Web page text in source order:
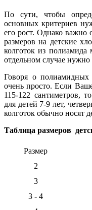
По сути, чтобы
основных критериев
его рост. Однако важно
размеров на детские
колготок из полиамида
отдельном случае нужно
Говоря о полиамидных
очень просто. Если
115-122 сантиметров,
для детей 7-9 лет,
колготок обычно носят
Таблица размеров
Размер
2
3
3 - 4